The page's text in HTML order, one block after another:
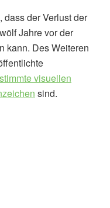
der Verlust der
Jahre vor der
kann. Des Weiteren
visuellen
sind.